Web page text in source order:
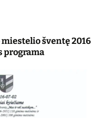
šventę 2016
programa